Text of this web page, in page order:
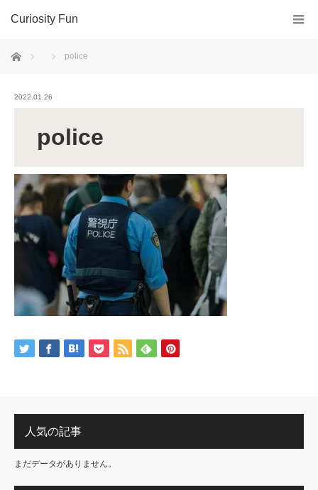
Curiosity Fun
ホーム police
2022.01.26
police
人気の記事
まだデータがありません。